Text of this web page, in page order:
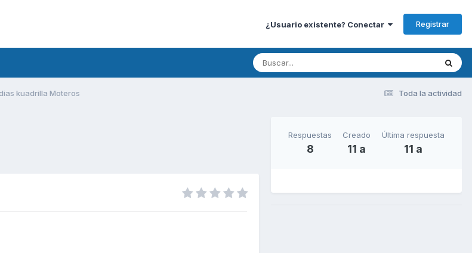
¿Usuario existente? Conectar Registrar
Toda la actividad
kuadrilla Moteros
Respuestas
8
Creado
11 a
Última respuesta
11 a